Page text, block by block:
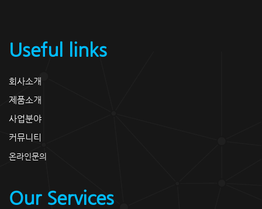
Useful links
회사소개
제품소개
사업분야
커뮤니티
온라인문의
Our Services